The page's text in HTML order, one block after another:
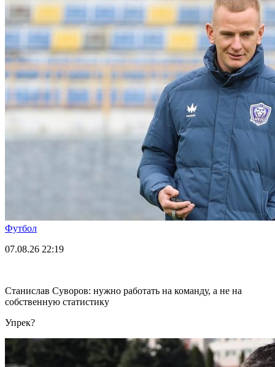
Футбол
07.08.26 22:19
Станислав Суворов: нужно работать на команду, а не на
собственную статистику
Упрек?